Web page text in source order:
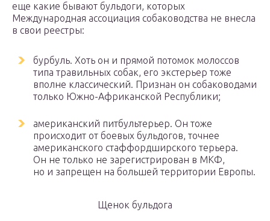
еще какие бывают бульдоги, которых
Международная ассоциация собаководства не внесла
в свои реестры:
бурбуль. Хоть он и прямой потомок молоссов
типа травильных собак, его экстерьер тоже
вполне классический. Признан он собаководами
только Южно-Африканской Республики;
американский питбультерьер. Он тоже
происходит от боевых бульдогов, точнее
американского стаффордширского терьера.
Он не только не зарегистрирован в МКФ,
но и запрещен на большей территории Европы.
Щенок бульдога